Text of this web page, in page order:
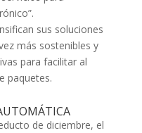
sus soluciones
más sostenibles y
para facilitar al
paquetes.
de diciembre, el